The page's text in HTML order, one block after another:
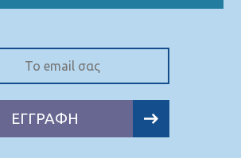
ΕΓΓΡΑΦΗ